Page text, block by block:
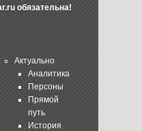
обязательна!
Актуально
Аналитика
Персоны
Прямой
путь
История